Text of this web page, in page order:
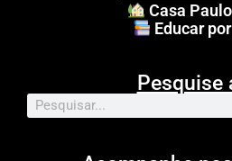
Casa
Educar
Pesquise